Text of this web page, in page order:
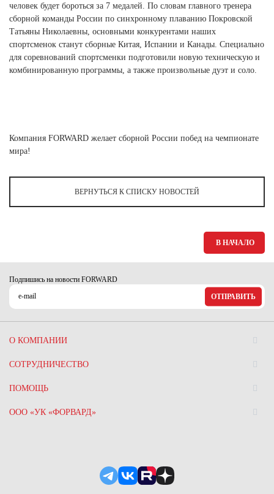
Ярославская область (1)
человек будет бороться за 7 медалей. По словам главного тренера
сборной команды России по синхронному плаванию Покровской
Татьяны Николаевны, основными конкурентами наших
спортсменок станут сборные Китая, Испании и Канады. Специально
для соревнований спортсменки подготовили новую техническую и
комбинированную программы, а также произвольные дуэт и соло.
Компания FORWARD желает сборной России побед на чемпионате
мира!
ВЕРНУТЬСЯ К СПИСКУ НОВОСТЕЙ
В НАЧАЛО
Подпишись на новости FORWARD
ОТПРАВИТЬ
О КОМПАНИИ
СОТРУДНИЧЕСТВО
ПОМОЩЬ
ООО «УК «ФОРВАРД»